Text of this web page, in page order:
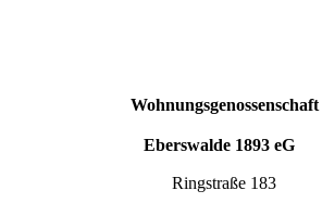
Wohnungsgenossenschaft
Eberswalde 1893 eG
Ringstraße 183